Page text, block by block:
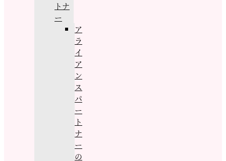
トナ
ー
ア
ラ
イ
ア
ン
ス
パ
ー
ト
ナ
ー
の